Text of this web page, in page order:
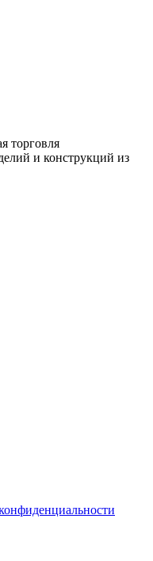
торговля
и конструкций из